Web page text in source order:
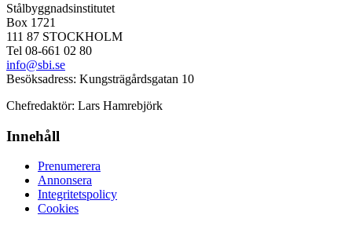
Stålbyggnadsinstitutet
Box 1721
111 87 STOCKHOLM
Tel 08-661 02 80
info@sbi.se
Besöksadress: Kungsträgårdsgatan 10
Chefredaktör: Lars Hamrebjörk
Innehåll
Prenumerera
Annonsera
Integritetspolicy
Cookies